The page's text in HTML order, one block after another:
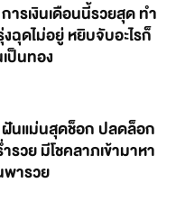
ารเงินเดือนนี้รวยสุด ทำ
งฉุดไม่อยู่ หยิบจับอะไรก็
เป็นทอง
นแม่นสุดช็อก ปลดล็อก
รวย มีโชคลาภเข้ามาหา
ารวย